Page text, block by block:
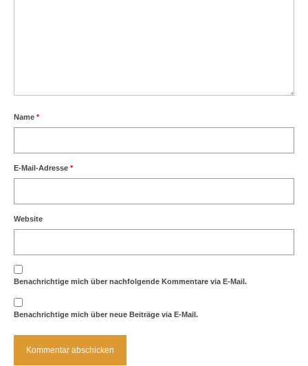
Name *
E-Mail-Adresse *
Website
Benachrichtige mich über nachfolgende Kommentare via E-Mail.
Benachrichtige mich über neue Beiträge via E-Mail.